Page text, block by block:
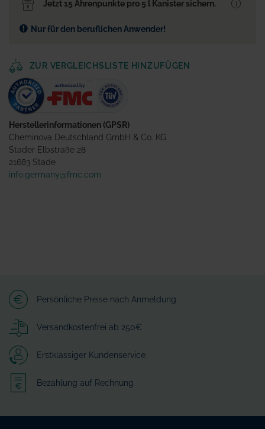
Jetzt 15 Ährenpunkte pro 5 l Kanister sichern.
Nur für den beruflichen Anwender!
ZUR VERGLEICHSLISTE HINZUFÜGEN
Herstellerinformationen (GPSR)
Cheminova Deutschland GmbH & Co. KG
Stader Elbstraße 28
21683 Stade
info.germany@fmc.com
Persönliche Preise nach Anmeldung
Versandkostenfrei ab 250€
Erstklassiger Kundenservice
Bezahlung auf Rechnung